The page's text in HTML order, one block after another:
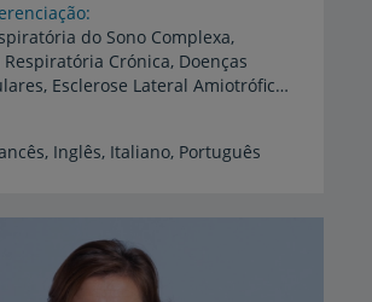
do Sono Complexa,
Crónica, Doenças
Neuromusculares, Esclerose Lateral Amiotrófica, Oxigenoterapia, Ventilação Não Invasiva, Fadiga crónica/COVID Longo, Tosse Crónica
Inglês, Italiano, Português